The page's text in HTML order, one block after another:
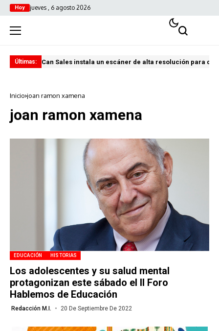
Hoy jueves , 6 agosto 2026
Últimas: Can Sales instala un escáner de alta resolución para
Inicio joan ramon xamena
joan ramon xamena
EDUCACIÓN HISTORIAS
Los adolescentes y su salud mental
protagonizan este sábado el II Foro
Hablemos de Educación
Redacción M.I. 20 De Septiembre De 2022